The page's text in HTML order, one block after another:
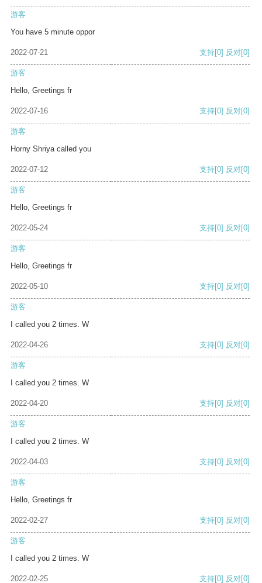
游客
You have 5 minute oppor
2022-07-21 支持[0] 反对[0]
游客
Hello, Greetings fr
2022-07-16 支持[0] 反对[0]
游客
Horny Shriya called you
2022-07-12 支持[0] 反对[0]
游客
Hello, Greetings fr
2022-05-24 支持[0] 反对[0]
游客
Hello, Greetings fr
2022-05-10 支持[0] 反对[0]
游客
I called you 2 times. W
2022-04-26 支持[0] 反对[0]
游客
I called you 2 times. W
2022-04-20 支持[0] 反对[0]
游客
I called you 2 times. W
2022-04-03 支持[0] 反对[0]
游客
Hello, Greetings fr
2022-02-27 支持[0] 反对[0]
游客
I called you 2 times. W
2022-02-25 支持[0] 反对[0]